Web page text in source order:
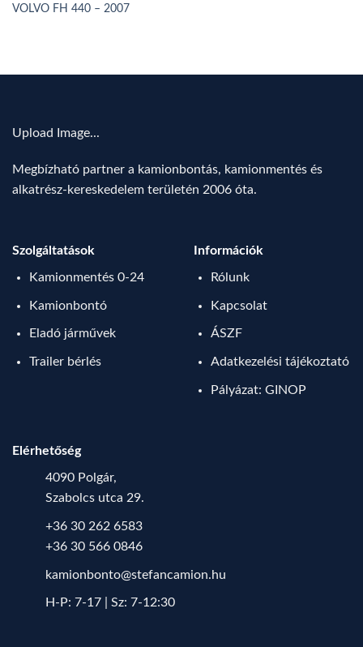
VOLVO FH 440 – 2007
Upload Image...
Megbízható partner a kamionbontás, kamionmentés és
alkatrész-kereskedelem területén 2006 óta.
Szolgáltatások
Kamionmentés 0-24
Kamionbontó
Eladó járművek
Trailer bérlés
Információk
Rólunk
Kapcsolat
ÁSZF
Adatkezelési tájékoztató
Pályázat: GINOP
Elérhetőség
4090 Polgár,
Szabolcs utca 29.
+36 30 262 6583
+36 30 566 0846
kamionbonto@stefancamion.hu
H-P: 7-17 | Sz: 7-12:30